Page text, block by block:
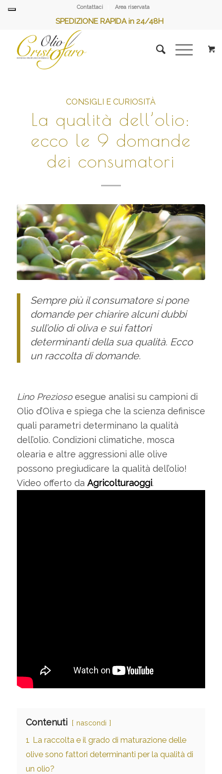
Contattaci Area riservata
SPEDIZIONE RAPIDA in 24/48H
CONSIGLI E CURIOSITÀ
La qualità dell’olio:
ecco le 9 domande
dei consumatori
Sempre più il consumatore si pone
domande per chiarire alcuni dubbi
sull’olio di oliva e sui fattori
determinanti della sua qualità. Ecco
un raccolta di domande.
Lino Preziosoesegue analisi su campioni di
Olio d’Oliva e spiega che la scienza definisce
quali parametri determinano la qualità
dell’olio. Condizioni climatiche, mosca
olearia e altre aggressioni alle olive
possono pregiudicare la qualità dell’olio!
Video offerto da Agricolturaoggi.
Contenuti nascondi
1 La raccolta e il grado di maturazione delle
olive sono fattori determinanti per la qualità di
un olio?